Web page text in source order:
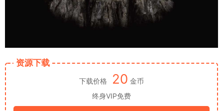
资源下载
下载价格 20 金币
终身VIP免费